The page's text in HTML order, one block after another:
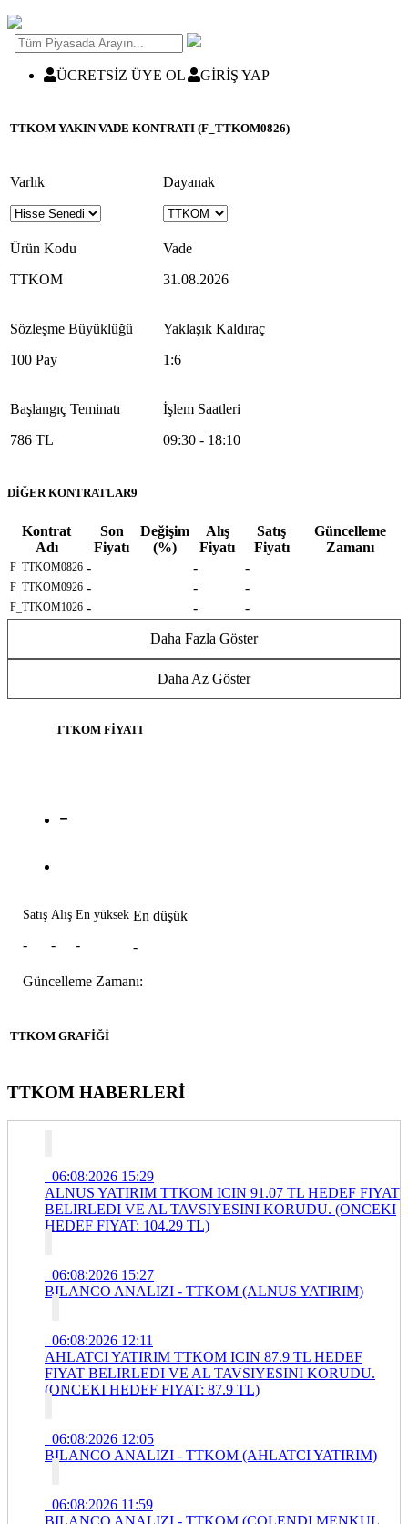
ÜCRETSİZ ÜYE OL GİRİŞ YAP
TTKOM YAKIN VADE KONTRATI (F_TTKOM0826)
Varlık Dayanak
Ürün Kodu
TTKOM
Vade
31.08.2026
Sözleşme Büyüklüğü
100 Pay
Yaklaşık Kaldıraç
1:6
Başlangıç Teminatı
786 TL
İşlem Saatleri
09:30 - 18:10
DİĞER KONTRATLAR9
Kontrat
Adı
Son
Fiyatı
Değişim
(%)
Alış
Fiyatı
Satış
Fiyatı
Güncelleme
Zamanı
F_TTKOM0826 - - -
F_TTKOM0926 - - -
F_TTKOM1026 - -
-
Daha Fazla Göster
Daha Az Göster
TTKOM FİYATI
-
Satış
-
Alış
-
En yüksek
-
En düşük
-
Güncelleme Zamanı:
TTKOM GRAFİĞİ
TTKOM HABERLERİ
06:08:2026 15:29
ALNUS YATIRIM TTKOM ICIN 91.07 TL HEDEF FIYAT
BELIRLEDI VE AL TAVSIYESINI KORUDU. (ONCEKI
HEDEF FIYAT: 104.29 TL)
06:08:2026 15:27
BILANCO ANALIZI - TTKOM (ALNUS YATIRIM)
06:08:2026 12:11
AHLATCI YATIRIM TTKOM ICIN 87.9 TL HEDEF
FIYAT BELIRLEDI VE AL TAVSIYESINI KORUDU.
(ONCEKI HEDEF FIYAT: 87.9 TL)
06:08:2026 12:05
BILANCO ANALIZI - TTKOM (AHLATCI YATIRIM)
06:08:2026 11:59
BILANCO ANALIZI - TTKOM (COLENDI MENKUL